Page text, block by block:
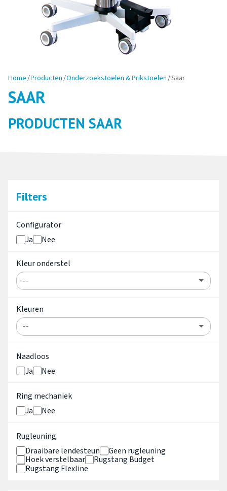
Home/Producten/Onderzoekstoelen & Prikstoelen/Saar
SAAR
PRODUCTEN SAAR
Filters
Configurator
Ja
Nee
Kleur onderstel
Kleuren
Naadloos
Ja
Nee
Ring mechaniek
Ja
Nee
Rugleuning
Draaibare lendesteun
Geen rugleuning
Hoek verstelbaar Rugstang Budget
Rugstang Flexline